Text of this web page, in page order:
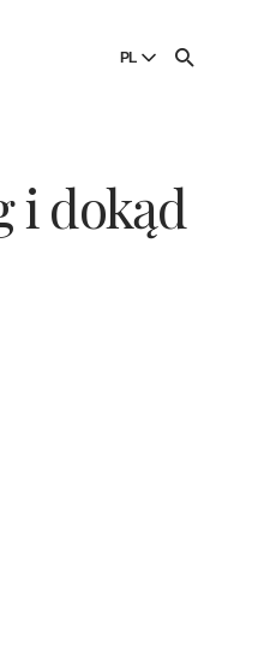
PL
Dansk
Danish
i dokąd